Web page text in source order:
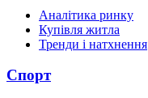
Аналітика ринку
Купівля житла
Тренди і натхнення
Спорт